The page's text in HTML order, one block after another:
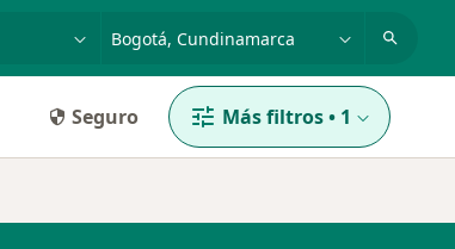
o nombre
p. ej. Bogotá
Seguro Más filtros• 1